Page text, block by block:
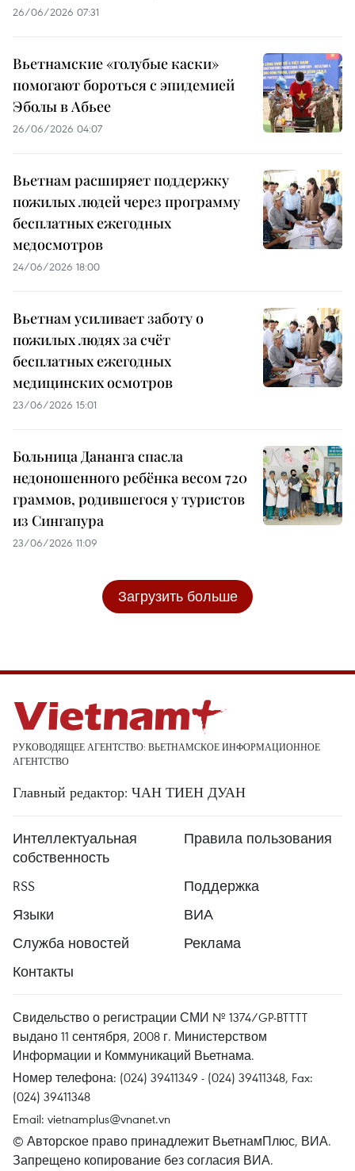
26/06/2026 07:31
Вьетнамские «голубые каски»
помогают бороться с эпидемией
Эболы в Абьее
26/06/2026 04:07
Вьетнам расширяет поддержку
пожилых людей через программу
бесплатных ежегодных
медосмотров
24/06/2026 18:00
Вьетнам усиливает заботу о
пожилых людях за счёт
бесплатных ежегодных
медицинских осмотров
23/06/2026 15:01
Больница Дананга спасла
недоношенного ребёнка весом 720
граммов, родившегося у туристов
из Сингапура
23/06/2026 11:09
Загрузить больше
РУКОВОДЯЩЕЕ АГЕНТСТВО: ВЬЕТНАМСКОЕ ИНФОРМАЦИОННОЕ
АГЕНТСТВО
Главный редактор: ЧАН ТИЕН ДУАН
Интеллектуальная
собственность
Правила пользования
RSS
Поддержка
Языки
ВИА
Служба новостей
Реклама
Контакты
Свидельство о регистрации СМИ № 1374/GP-BTTTT
выдано 11 сентября, 2008 г. Министерством
Информации и Коммуникаций Вьетнама.
Номер телефона: (024) 39411349 - (024) 39411348, Fax:
(024) 39411348
Email: vietnamplus@vnanet.vn
© Авторское право принадлежит ВьетнамПлюс, ВИА.
Запрещено копирование без согласия ВИА.